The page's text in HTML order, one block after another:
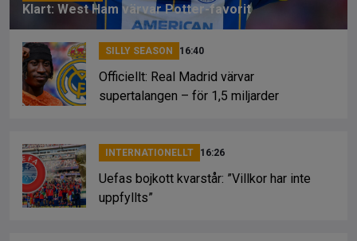
Klart: West Ham värvar Potter-favorit
SILLY SEASON 16:40
Officiellt: Real Madrid värvar
supertalangen – för 1,5 miljarder
INTERNATIONELLT 16:26
Uefas bojkott kvarstår: ”Villkor har inte
uppfyllts”